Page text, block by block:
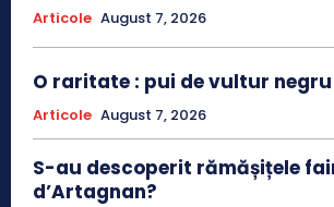
Articole August 7, 2026
O raritate : pui de vultur negru
Articole August 7, 2026
S-au descoperit rămășițele
d’Artagnan?